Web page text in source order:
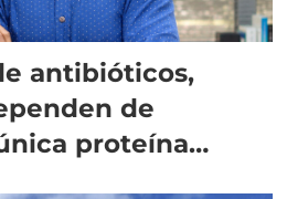
antibióticos,
de
proteína